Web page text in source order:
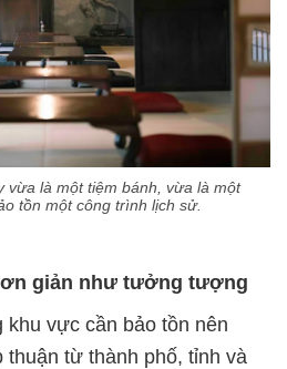
vừa là một tiệm bánh, vừa là một
tồn một công trình lịch sử.
giản như tưởng tượng
khu vực cần bảo tồn nên
từ thành phố, tỉnh và